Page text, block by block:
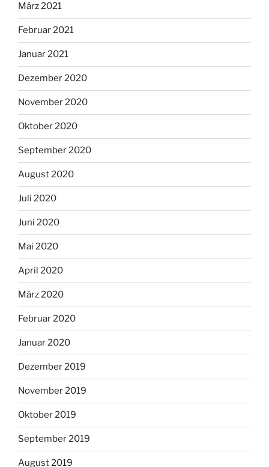
März 2021
Februar 2021
Januar 2021
Dezember 2020
November 2020
Oktober 2020
September 2020
August 2020
Juli 2020
Juni 2020
Mai 2020
April 2020
März 2020
Februar 2020
Januar 2020
Dezember 2019
November 2019
Oktober 2019
September 2019
August 2019